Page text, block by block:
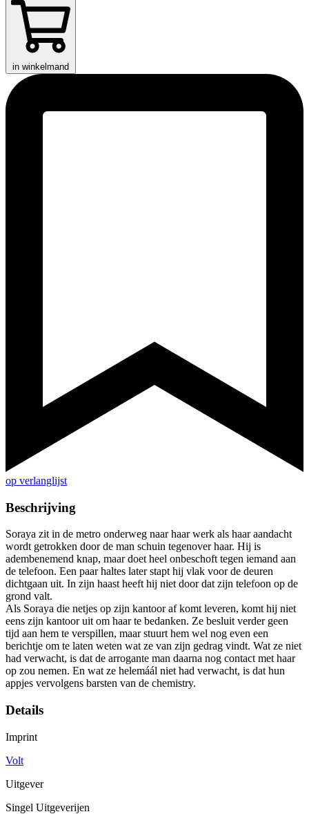
in winkelmand
op verlanglijst
Beschrijving
Soraya zit in de metro onderweg naar haar werk als haar aandacht
wordt getrokken door de man schuin tegenover haar. Hij is
adembenemend knap, maar doet heel onbeschoft tegen iemand aan
de telefoon. Een paar haltes later stapt hij vlak voor de deuren
dichtgaan uit. In zijn haast heeft hij niet door dat zijn telefoon op de
grond valt.
Als Soraya die netjes op zijn kantoor af komt leveren, komt hij niet
eens zijn kantoor uit om haar te bedanken. Ze besluit verder geen
tijd aan hem te verspillen, maar stuurt hem wel nog even een
berichtje om te laten weten wat ze van zijn gedrag vindt. Wat ze niet
had verwacht, is dat de arrogante man daarna nog contact met haar
op zou nemen. En wat ze helemáál niet had verwacht, is dat hun
appjes vervolgens barsten van de chemistry.
Details
Imprint
Volt
Uitgever
Singel Uitgeverijen